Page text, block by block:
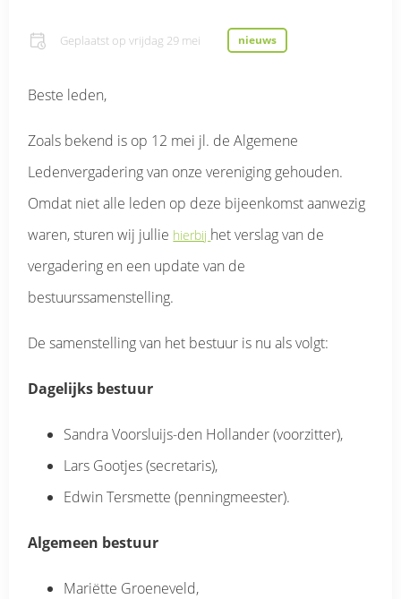
Geplaatst op vrijdag 29 mei nieuws
Beste leden,
Zoals bekend is op 12 mei jl. de Algemene
Ledenvergadering van onze vereniging gehouden.
Omdat niet alle leden op deze bijeenkomst aanwezig
waren, sturen wij jullie hierbij het verslag van de
vergadering en een update van de
bestuurssamenstelling.
De samenstelling van het bestuur is nu als volgt:
Dagelijks bestuur
Sandra Voorsluijs-den Hollander (voorzitter),
Lars Gootjes (secretaris),
Edwin Tersmette (penningmeester).
Algemeen bestuur
Mariëtte Groeneveld,